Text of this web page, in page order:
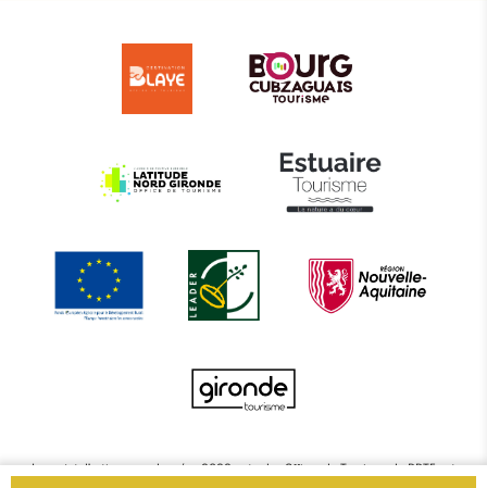
Le projet d’actions coordonnées 2022 entre les Offices de Tourisme de BBTE est